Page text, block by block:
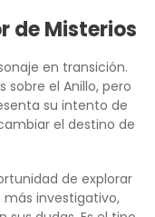
de Misterios
en transición.
sobre el Anillo, pero
su intento de
el destino de
de explorar
investigativo,